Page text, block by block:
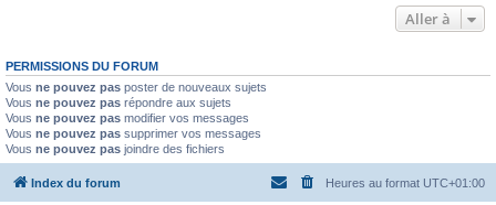
Aller à
PERMISSIONS DU FORUM
Vous ne pouvez pas poster de nouveaux sujets
Vous ne pouvez pas répondre aux sujets
Vous ne pouvez pas modifier vos messages
Vous ne pouvez pas supprimer vos messages
Vous ne pouvez pas joindre des fichiers
Index du forum Heures au format UTC+01:00